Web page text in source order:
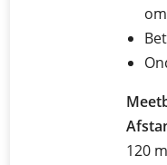
120 m